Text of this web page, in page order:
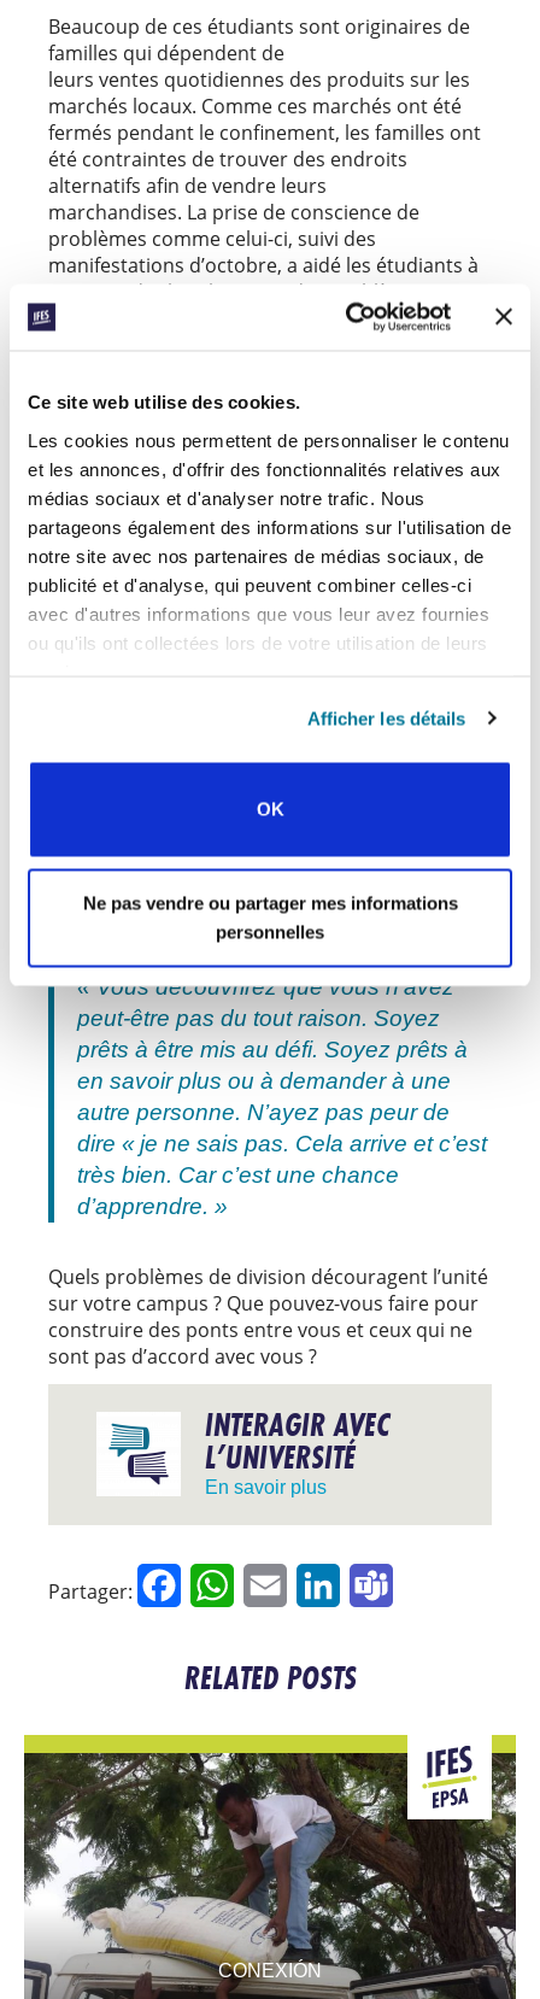
Ce site web utilise des cookies.
Les cookies nous permettent de personnaliser le contenu
et les annonces, d'offrir des fonctionnalités relatives aux
médias sociaux et d'analyser notre trafic. Nous
partageons également des informations sur l'utilisation de
notre site avec nos partenaires de médias sociaux, de
publicité et d'analyse, qui peuvent combiner celles-ci
avec d'autres informations que vous leur avez fournies
ou qu'ils ont collectées lors de votre utilisation de leurs
Afficher les détails
OK
Ne pas vendre ou partager mes informations
personnelles
Beaucoup de ces étudiants sont originaires de
familles qui dépendent de
leurs ventes quotidiennes des produits sur les
marchés locaux. Comme ces marchés ont été
fermés pendant le confinement, les familles ont
été contraintes de trouver des endroits
alternatifs afin de vendre leurs
marchandises. La prise de conscience de
problèmes comme celui-ci, suivi des
manifestations d’octobre, a aidé les étudiants à
comprendre leur lien avec des problèmes
systémiques profondément enracinés.
En fin de compte, le CECE encourage le dialogue
constructif parce qu’il croit que cela glorifie
Dieu. Andrea Utreras, membre du personnel,
affirme que la construction de ponts permet aux
étudiants d’avoir une vue d’ensemble.
« Jésus appelle chaque tribu, chaque
langue et chaque nation. Il appelle tout
le monde. Et nous devons être unis en
aimer ceux qui sont différents. Les
aimer comme une personne à part
partagent notre foi. »
participer intelligemment, Andrea dit toujours
aux étudiants d’être prêts à grandir.
« Vous découvrirez que vous n’avez
peut-être pas du tout raison. Soyez
prêts à être mis au défi. Soyez prêts à
en savoir plus ou à demander à une
autre personne. N’ayez pas peur de
dire « je ne sais pas. Cela arrive et c’est
très bien. Car c’est une chance
d’apprendre. »
Quels problèmes de division découragent l’unité
sur votre campus ? Que pouvez-vous faire pour
construire des ponts entre vous et ceux qui ne
sont pas d’accord avec vous ?
INTERAGIR AVEC
L’UNIVERSITÉ
En savoir plus
Partager: FacebookWhatsApp
Email LinkedIn
RELATED POSTS
CONEXIÓN